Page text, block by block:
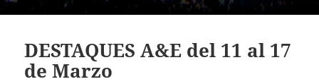
DESTAQUES A&E del 11 al 17
de Marzo